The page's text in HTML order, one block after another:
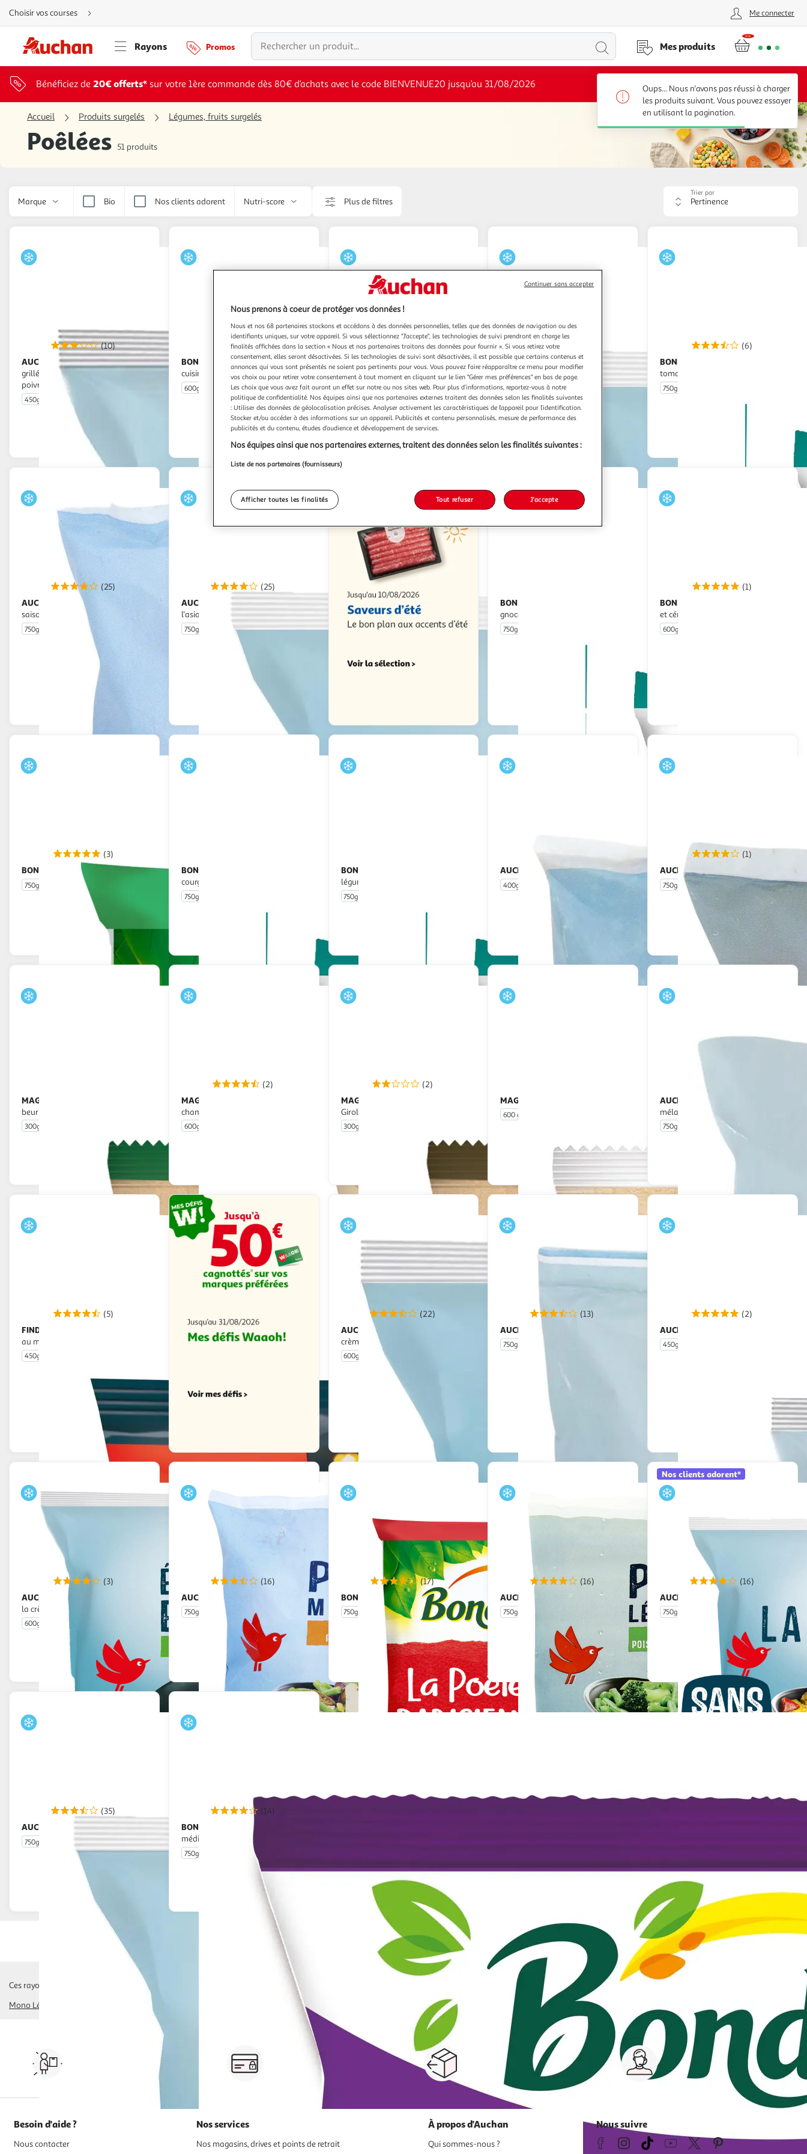
Aller
directement
au
Aller
directement
à
la
directement
la
navigation
Aller
rubrique
Choisir vos courses Me connecter
Rayons Promos
Lancer
la
recherche
Mes produits
Bénéficiez de 20€ offerts* sur votre 1ère commande dès 80€ d’achats avec le code BIENVENUE20 jusqu’au 31/08/2026 Voir conditions
Accueil Produits surgelés Légumes, fruits surgelés
Poêlées 51 produits
Marque Bio Nos clients adorent Nutri-score Plus de filtres
Trier par
(10)
AUCHAN
grillés courgettes aubergines
poivrons jaunes et poivron rouges
450g 4 portions
En drive ou livraison
Afficher le prix
(6)
BONDUELLE
cuisinés
600g 5 portions
En drive ou livraison
(2)
AUCHANPoêlée à la marocaine
750g
En drive ou livraison
AUCHANPoêlées légumes à
l'italienne
750g 5 portions
En drive ou livraison
(6)
BONDUELLE
tomates mozzarella
750g
Afficher le prix
(25)
AUCHAN
saisons
750g
En drive ou livraison
Afficher le prix
(25)
AUCHAN
l'asiatique
750g 5 portions
En drive ou livraison
Afficher le prix
BONDUELLE
gnocchis épinards ricotta
750g
Afficher le prix
(1)
BONDUELLE
et céréales
600g
(3)
BONDUELLE
La Poêlée du Marché
750g
En drive ou livraison
Afficher le prix
BONDUELLE
courgettes fromage
750g
En drive ou livraison
BONDUELLE
légumes du soleil tomates cerises
750g
En drive ou livraison
AUCHAN Poêlée forestière
400g
En drive ou livraison
(1)
AUCHAN Riz frit a la japonaise
750g
En drive ou livraison
Afficher le prix
MAGDA
beurre persillé
300g
En drive ou livraison
Afficher le prix
(2)
MAGDA
champignons
600g
(2)
MAGDA
Girolles à la crème
300g
En drive ou livraison
Afficher le prix
MAGDA
600 g
Afficher le prix
AUCHAN
mélange de légumes
750g
En drive ou livraison
Afficher le prix
(5)
FINDUS
au miel et romarin
450g
En drive ou livraison
Afficher le prix
(22)
AUCHANEpinards hachés à la
crème
600g 4 portions
En drive ou livraison
Afficher le prix
(13)
AUCHAN
Ratatouille cuisinée
750g 5 portions
En drive ou livraison
Afficher le prix
(2)
AUCHAN
450g
En drive ou livraison
Afficher le prix
(3)
AUCHAN
la crème
600g 4 portions
En drive ou livraison
Afficher le prix
(16)
AUCHAN
Poêlée méridionale
750g 5 portions
En drive ou livraison
Afficher le prix
(17)
BONDUELLE
La Poêlée Parisienne
750g 5 portions
En drive ou livraison
Afficher le prix
(16)
AUCHAN
Poêlée de légumes verts
750g
En drive ou livraison
Afficher le prix
Nos clients adorent*
(16)
AUCHAN
Poêlée catalane
750g 5 portions
En drive ou livraison
Afficher le prix
(35)
AUCHAN
Poêlée duo de courgettes
750g 5 portions
En drive ou livraison
Afficher le prix
(14)
BONDUELLE
méditerranéenne
750g
En drive ou livraison
Afficher le prix
Suivante
Ces rayons pourraient également vous intéresser :
Mono Légumes Surgelés
mélanges de légumes surgelés herbes aromatiques
Vos courses à domicile, en
Paiement sécurisé en ligne
Retour produits : 30 jours
pour changer d’avis
Service client 7j/7
03 59 30 59 30
8h>21h, dimanche 8h30>13h
Besoin d'aide ?
Nous contacter
Nos services
Nos magasins, drives et points de retrait
À propos d'Auchan
Qui sommes-nous ?
Nous suivre
Oups... Nous n'avons pas réussi à charger
les produits suivant. Vous pouvez essayer
en utilisant la pagination.
Nous prenons à coeur de protéger vos données !
Nous et nos 68 partenaires stockons et accédons à des données personnelles, telles que des données de navigation ou des
identifiants uniques, sur votre appareil. Si vous sélectionnez "J'accepte", les technologies de suivi prendront en charge les
finalités affichées dans la section « Nous et nos partenaires traitons des données pour fournir ». Si vous retirez votre
consentement, elles seront désactivées. Si les technologies de suivi sont désactivées, il est possible que certains contenus et
annonces qui vous sont présentés ne soient pas pertinents pour vous. Vous pouvez faire réapparaître ce menu pour modifier
vos choix ou pour retirer votre consentement à tout moment en cliquant sur le lien "Gérer mes préférences" en bas de page.
Les choix que vous avez fait auront un effet sur notre ou nos sites web. Pour plus d’informations, reportez-vous à notre
politique de confidentialité. Nos équipes ainsi que nos partenaires externes traitent des données selon les finalités suivantes
: Utiliser des données de géolocalisation précises. Analyser activement les caractéristiques de l’appareil pour l’identification.
Stocker et/ou accéder à des informations sur un appareil. Publicités et contenu personnalisés, mesure de performance des
publicités et du contenu, études d’audience et développement de services.
Nos équipes ainsi que nos partenaires externes, traitent des données selon les finalités suivantes :
Liste de nos partenaires (fournisseurs)
Afficher toutes les finalités Tout refuser J'accepte
Continuer sans accepter